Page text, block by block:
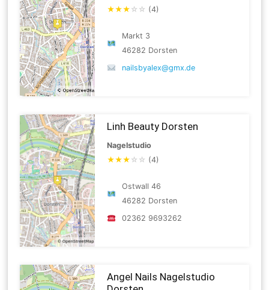
★★★ ☆ ☆ (4)
Markt 3
46282 Dorsten
nailsbyalex@gmx.de
Linh Beauty Dorsten
Nagelstudio
★★★ ☆ ☆ (4)
Ostwall 46
46282 Dorsten
02362 9693262
Angel Nails Nagelstudio